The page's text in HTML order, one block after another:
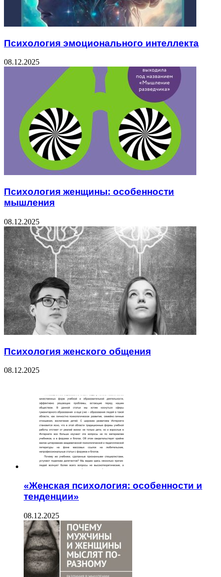
Психология эмоционального интеллекта
08.12.2025
Психология женщины: особенности
мышления
08.12.2025
Психология женского общения
08.12.2025
«Женская психология: особенности и
тенденции»
08.12.2025